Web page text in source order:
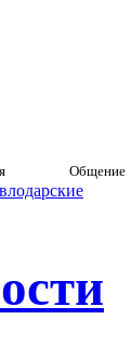
Общение